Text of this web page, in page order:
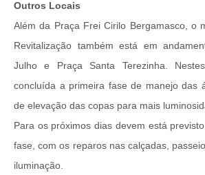
Outros Locais
Além da Praça Frei Cirilo Bergamasco, o
Revitalização também está em
Julho e Praça Santa Terezinha.
concluída a primeira fase de manejo das
de elevação das copas para mais
Para os próximos dias devem está
fase, com os reparos nas calçadas,
iluminação.